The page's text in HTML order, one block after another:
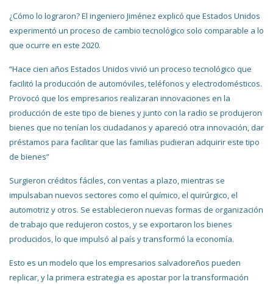
¿Cómo lo lograron? El ingeniero Jiménez explicó que Estados Unidos
experimentó un proceso de cambio tecnológico solo comparable a lo
que ocurre en este 2020.
“Hace cien años Estados Unidos vivió un proceso tecnológico que
facilitó la producción de automóviles, teléfonos y electrodomésticos.
Provocó que los empresarios realizaran innovaciones en la
producción de este tipo de bienes y junto con la radio se produjeron
bienes que no tenían los ciudadanos y apareció otra innovación, dar
préstamos para facilitar que las familias pudieran adquirir este tipo
de bienes”
Surgieron créditos fáciles, con ventas a plazo, mientras se
impulsaban nuevos sectores como el químico, el quirúrgico, el
automotriz y otros. Se establecieron nuevas formas de organización
de trabajo que redujeron costos, y se exportaron los bienes
producidos, lo que impulsó al país y transformó la economía.
Esto es un modelo que los empresarios salvadoreños pueden
replicar, y la primera estrategia es apostar por la transformación